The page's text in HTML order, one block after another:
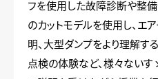
フを使用した故障診断や整
のカットモデルを使用し、エ
明、大型ダンプをより理解す
点検の体験など、様々ないす